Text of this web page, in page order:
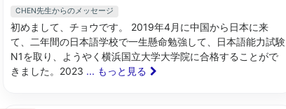
CHEN先生からのメッセージ
初めまして、チョウです。 2019年4月に中国から日本に来
て、二年間の日本語学校で一生懸命勉強して、日本語能力試験
N1を取り、ようやく横浜国立大学大学院に合格することがで
きました。2023 ... もっと見る